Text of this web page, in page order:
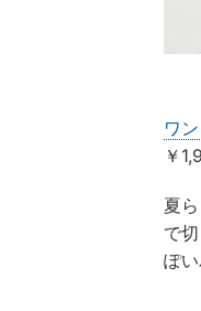
ワ
￥
夏
で
ぽ